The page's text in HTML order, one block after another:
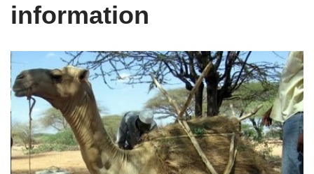
information